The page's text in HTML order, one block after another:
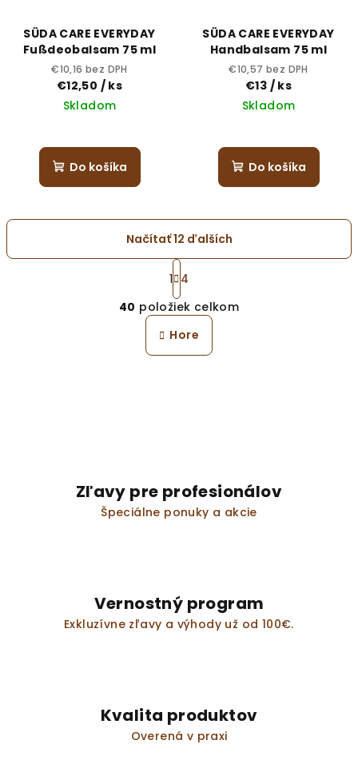
SÜDA CARE EVERYDAY
Fußdeobalsam 75 ml
€10,16 bez DPH
€12,50 / ks
Skladom
Do košíka
SÜDA CARE EVERYDAY
Handbalsam 75 ml
€10,57 bez DPH
€13 / ks
Skladom
Do košíka
O
v
l
á
v
k
i
s
Načítať 12 ďalších
S
t
r
á
k
o
1 4
40 položiek celkom
Hore
Zľavy pre profesionálov
Špeciálne ponuky a akcie
Vernostný program
Exkluzívne zľavy a výhody už od 100€.
Kvalita produktov
Overená v praxi